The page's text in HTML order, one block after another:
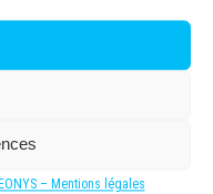
– Mentions légales
etc.) et/ou de
du niveau de
par chaque
post formation